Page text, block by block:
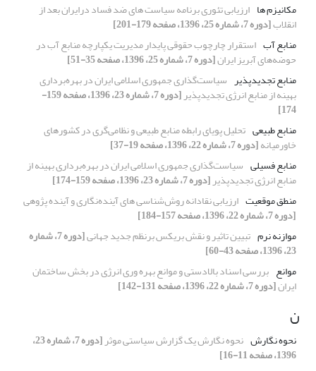
مکانیزم ها ارزیابی تئوری برنامه سیاست های ضد فساد درایران بعد از
انقلاب[دوره 7، شماره 25، 1396، صفحه 179-201]
منابع آب استقرار چارچوب حقوقی پایدار مدیریت یکپارچه منابع آب در
حوضه‌های آبریز ایران[دوره 7، شماره 25، 1396، صفحه 35-51]
منابع تجدیدپذیر سیاست‌گذاری جمهوری اسلامی ایران در بهره‌برداری
بهینه از منابع انرژی تجدیدپذیر [دوره 7، شماره 23، 1396، صفحه 159-
174]
منابع طبیعی تحلیل پویای رابطه منابع طبیعی و نظامی‌گری در کشورهای
خاورمیانه[دوره 7، شماره 22، 1396، صفحه 19-37]
منابع فسیلی سیاست‌گذاری جمهوری اسلامی ایران در بهره‌برداری بهینه از
منابع انرژی تجدیدپذیر[دوره 7، شماره 23، 1396، صفحه 159-174]
منطق موقعیت ارزیابی نقادانه روش‌شناسی های آینده‌نگاری و آینده پژوهی
[دوره 7، شماره 22، 1396، صفحه 157-184]
موازنه نرم تبیین تاثیر و نقش بریکس برنظم جدید جهانی [دوره 7، شماره
23، 1396، صفحه 43-60]
موانع بررسی اسناد بالادستی و موانع بهره وری انرژی در بخش ساختمان
ایران[دوره 7، شماره 22، 1396، صفحه 131-142]
ن
نحوه نگارش نحوه نگارش یک گزارش سیاستی موثر [دوره 7، شماره 23،
1396، صفحه 11-16]